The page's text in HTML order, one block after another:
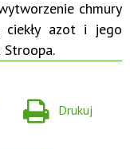
chmury
ciekły azot i jego
Drukuj